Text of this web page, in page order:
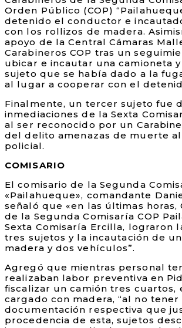
Orden Público (COP)
detenido el conductor e
con los rollizos de madera.
apoyo de la Central Cámaras
Carabineros COP tras un
ubicar e incautar una camioneta
sujeto que se había dado a la
al lugar a cooperar con el
Finalmente, un tercer sujeto fue
inmediaciones de la Sexta
al ser reconocido por un
del delito amenazas de muerte
policial.
COMISARIO
El comisario de la Segunda
«Pailahueque», comandante
señaló que «en las últimas horas,
de la Segunda Comisaría COP
Sexta Comisaría Ercilla, lograron
tres sujetos y la incautación de
madera y dos vehículos”.
Agregó que mientras personal
realizaban labor preventiva en
fiscalizar un camión tres cuartos,
cargado con madera, “al no tener
documentación respectiva que
procedencia de esta, sujetos